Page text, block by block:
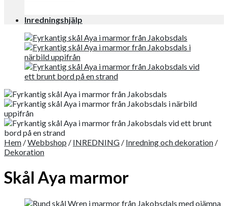
Inredningshjälp
Hem /Webbshop / INREDNING / Inredning och dekoration /
Dekoration
Skål Aya marmor